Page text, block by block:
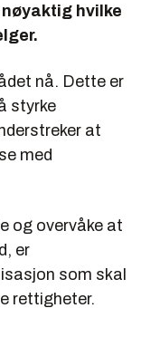
hvilke
nå. Dette er
styrke
at
med
og overvåke at
er
som skal
rettigheter.